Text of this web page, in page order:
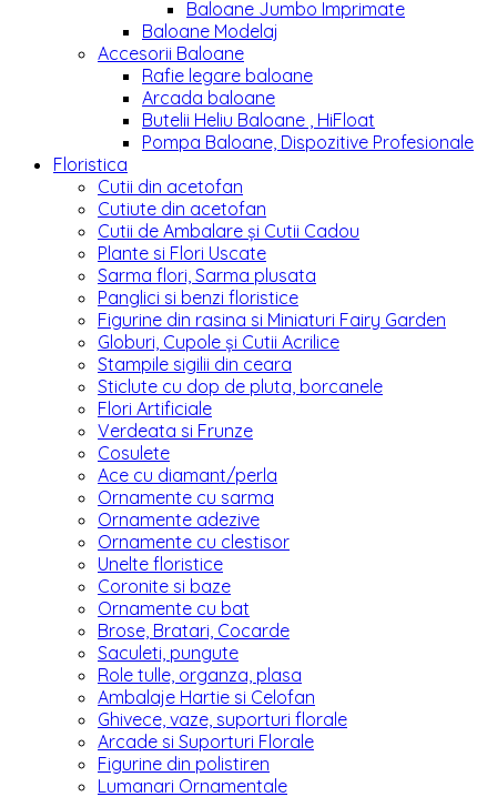
Baloane Jumbo Imprimate
Baloane Modelaj
Accesorii Baloane
Rafie legare baloane
Arcada baloane
Butelii Heliu Baloane , HiFloat
Pompa Baloane, Dispozitive Profesionale
Floristica
Cutii din acetofan
Cutiute din acetofan
Cutii de Ambalare și Cutii Cadou
Plante si Flori Uscate
Sarma flori, Sarma plusata
Panglici si benzi floristice
Figurine din rasina si Miniaturi Fairy Garden
Globuri, Cupole și Cutii Acrilice
Stampile sigilii din ceara
Sticlute cu dop de pluta, borcanele
Flori Artificiale
Verdeata si Frunze
Cosulete
Ace cu diamant/perla
Ornamente cu sarma
Ornamente adezive
Ornamente cu clestisor
Unelte floristice
Coronite si baze
Ornamente cu bat
Brose, Bratari, Cocarde
Saculeti, pungute
Role tulle, organza, plasa
Ambalaje Hartie si Celofan
Ghivece, vaze, suporturi florale
Arcade si Suporturi Florale
Figurine din polistiren
Lumanari Ornamentale